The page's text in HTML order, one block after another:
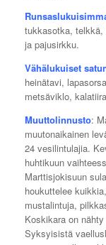
tukkasotka,
ja pajusirkku.
Vähälukuiset
heinätavi,
metsäviklo,
Muuttolinnusto:
muutonaikainen
24 vesilintulajia.
huhtikuun
Marttisjokisuun
houkuttelee
mustalintuja,
Koskikara on
Syksyisistä